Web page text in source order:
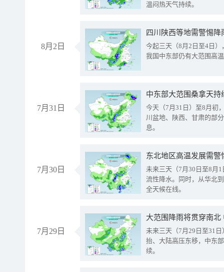
温闷热天气持续。
8月2日
今起三天（8月2日至4日
我国中东部仍有大范围高
7月31日
中东部大范围桑拿天
今天（7月31日）至8月初
川盆地、陕西、甘肃的部
息。
7月30日
东北地区高温发展需
未来三天（7月30日至8月
流性降水。同时，从华北
全天候在线。
7月29日
大范围降雨将贯穿南
未来三天（7月29日至31
抬、大陆高压东移，中东
续。